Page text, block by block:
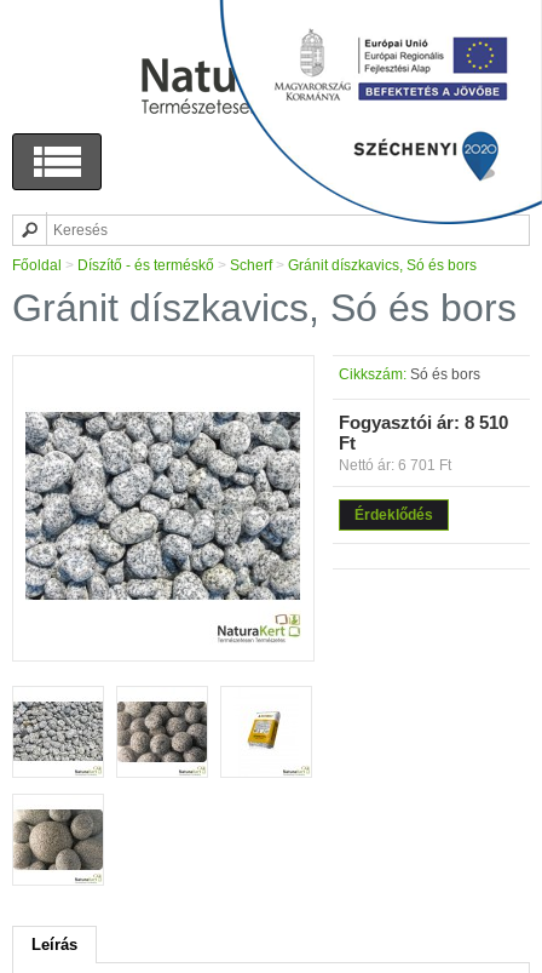
Főoldal > Díszítő - és terméskő > Scherf> Gránit díszkavics, Só és bors
Gránit díszkavics, Só és bors
Cikkszám: Só és bors
Fogyasztói ár: 8 510
Ft
Nettó ár: 6 701 Ft
Érdeklődés
Leírás